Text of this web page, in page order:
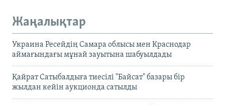
Жаңалықтар
Украина Ресейдің Самара облысы мен Краснодар
аймағындағы мұнай зауытына шабуылдады
Қайрат Сатыбалдыға тиесілі "Байсат" базары бір
жылдан кейін аукционда сатылды